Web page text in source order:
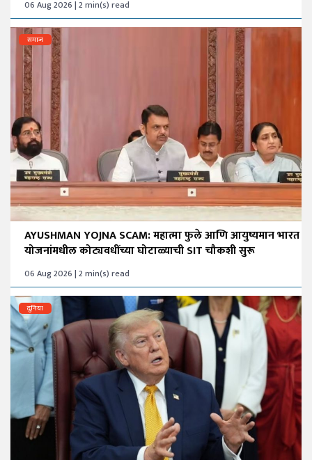
06 Aug 2026 | 2 min(s) read
समाज
AYUSHMAN YOJNA SCAM: महात्मा फुले आणि आयुष्यमान भारत
योजनांमधील कोट्यवधींच्या घोटाळ्याची SIT चौकशी सुरू
06 Aug 2026 | 2 min(s) read
दुनिया